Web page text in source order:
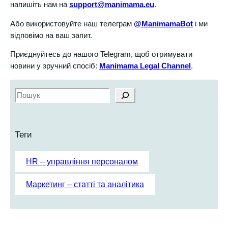
напишіть нам наsupport@manimama.eu.
Або використовуйте наш телеграм @ManimamaBot і ми
відповімо на ваш запит.
Приєднуйтесь до нашого Telegram, щоб отримувати
новини у зручний спосіб: Manimama Legal Channel .
S
e
c
h
Теги
HR – управління персоналом
Маркетинг – статті та аналітика